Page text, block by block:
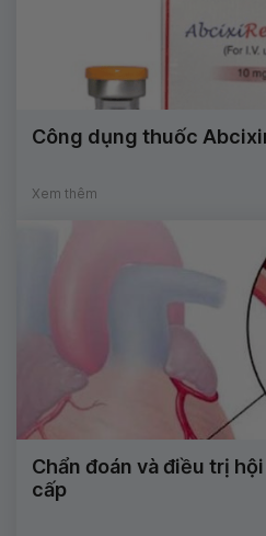
Công dụng thuốc
Xem thêm
Chẩn đoán và điều trị
cấp